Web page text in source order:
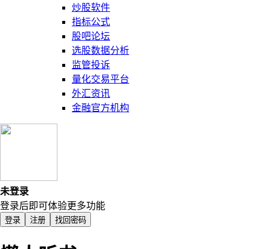
炒股软件
指标公式
股吧论坛
选股数据分析
监管投诉
量化交易平台
外汇资讯
金融官方机构
未登录
登录后即可体验更多功能
登录 注册 找回密码